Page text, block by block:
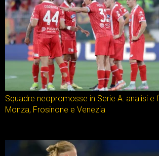
Squadre neopromosse in Serie A: analisi
Monza, Frosinone e Venezia